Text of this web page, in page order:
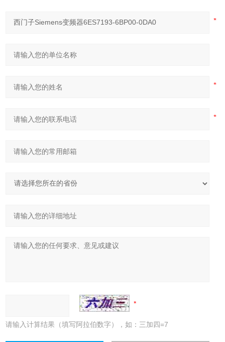
请输入计算结果（填写阿拉伯数字），如：三加四=7